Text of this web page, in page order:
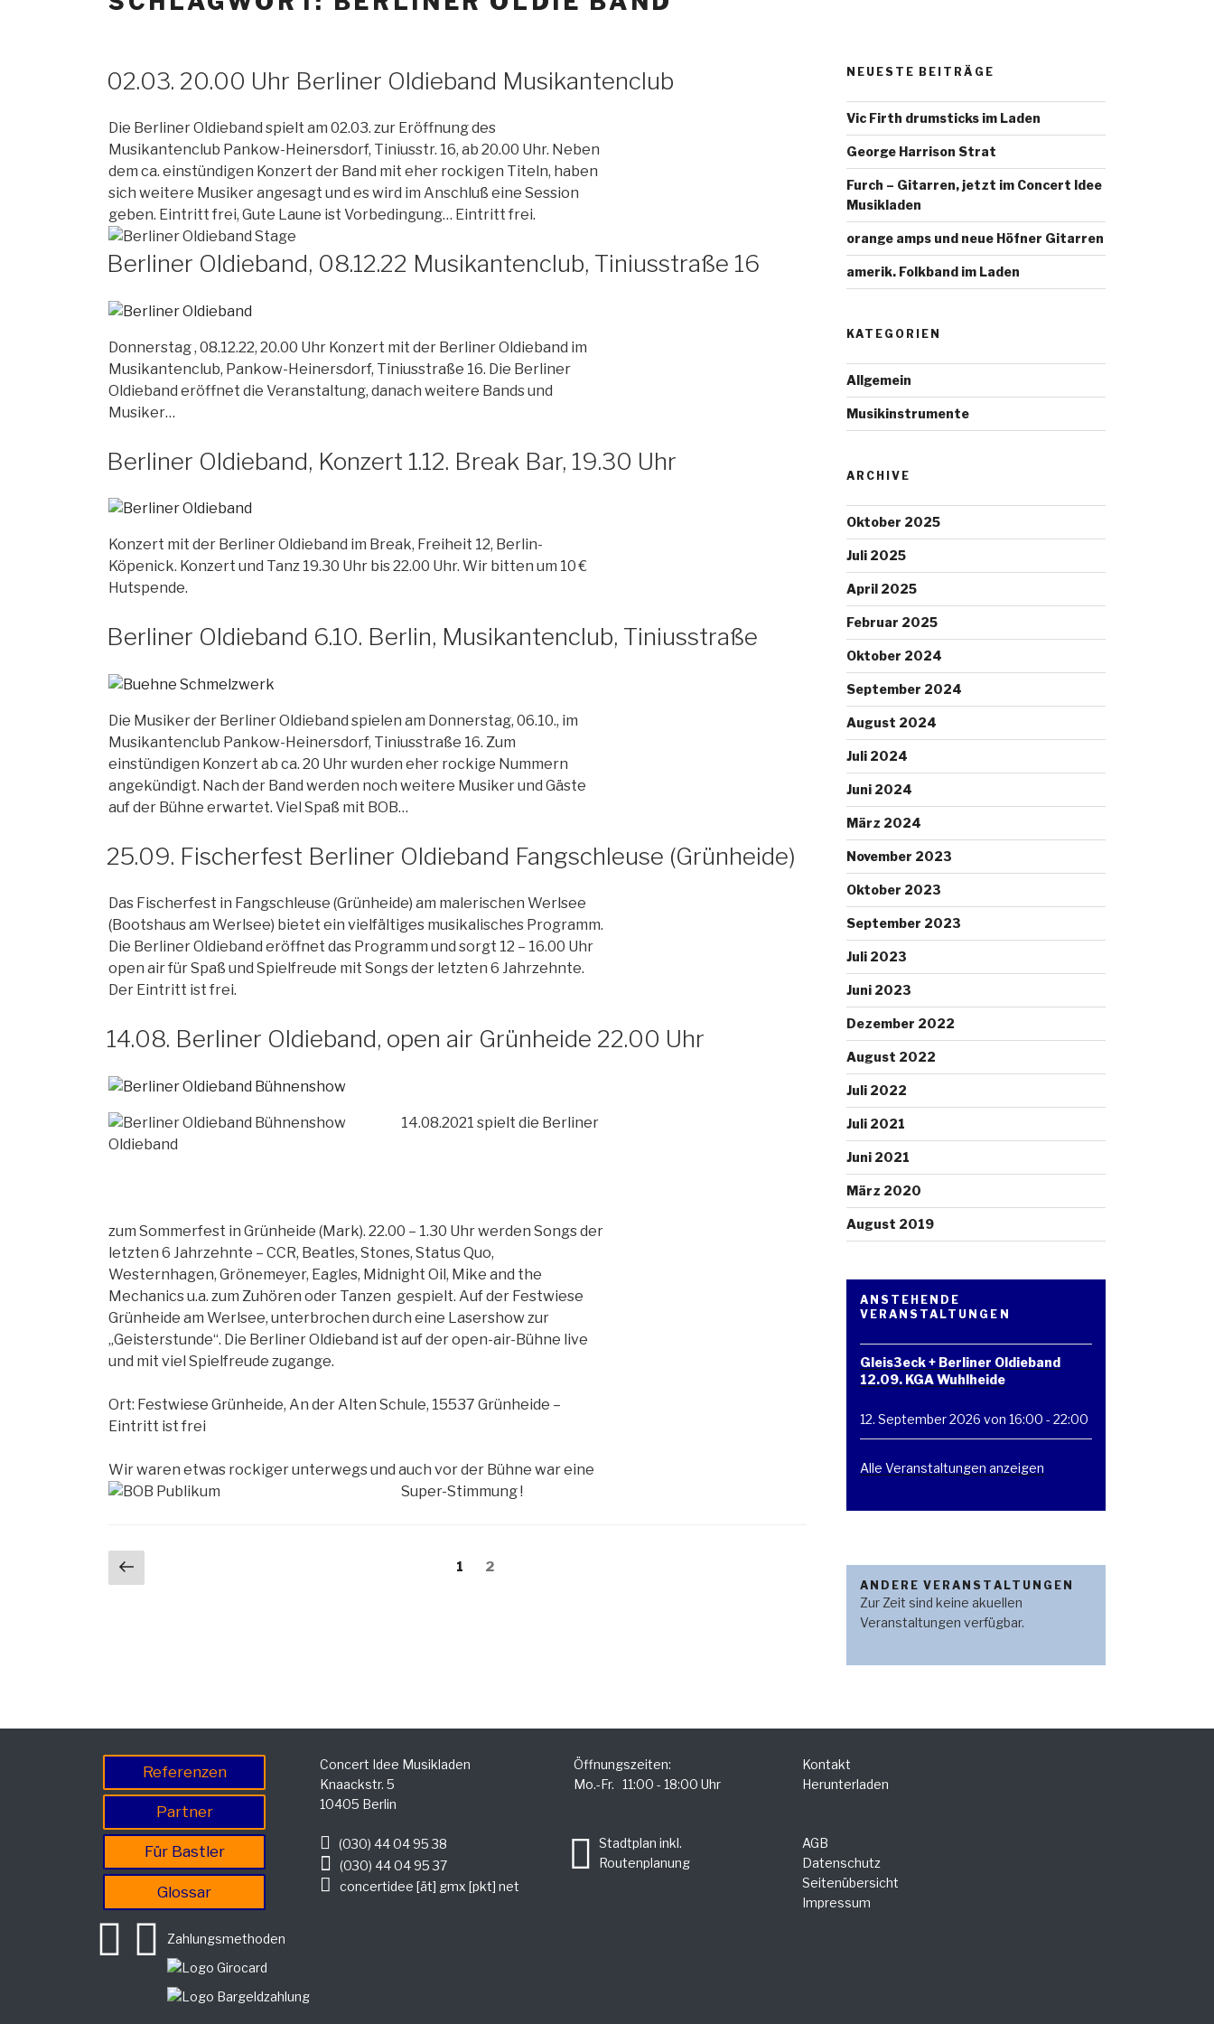
02.03. 20.00 Uhr Berliner Oldieband Musikantenclub
Die Berliner Oldieband spielt am 02.03. zur Eröffnung des
Musikantenclub Pankow-Heinersdorf, Tiniusstr. 16, ab 20.00 Uhr. Neben
dem ca. einstündigen Konzert der Band mit eher rockigen Titeln, haben
sich weitere Musiker angesagt und es wird im Anschluß eine Session
geben. Eintritt frei, Gute Laune ist Vorbedingung… Eintritt frei.
Berliner Oldieband, 08.12.22 Musikantenclub, Tiniusstraße 16
Donnerstag , 08.12.22, 20.00 Uhr Konzert mit der Berliner Oldieband im
Musikantenclub, Pankow-Heinersdorf, Tiniusstraße 16. Die Berliner
Oldieband eröffnet die Veranstaltung, danach weitere Bands und
Musiker…
Berliner Oldieband, Konzert 1.12. Break Bar, 19.30 Uhr
Konzert mit der Berliner Oldieband im Break, Freiheit 12, Berlin-
Köpenick. Konzert und Tanz 19.30 Uhr bis 22.00 Uhr. Wir bitten um 10 €
Hutspende.
Berliner Oldieband 6.10. Berlin, Musikantenclub, Tiniusstraße
Die Musiker der Berliner Oldieband spielen am Donnerstag, 06.10., im
Musikantenclub Pankow-Heinersdorf, Tiniusstraße 16. Zum
einstündigen Konzert ab ca. 20 Uhr wurden eher rockige Nummern
angekündigt. Nach der Band werden noch weitere Musiker und Gäste
auf der Bühne erwartet. Viel Spaß mit BOB…
25.09. Fischerfest Berliner Oldieband Fangschleuse (Grünheide)
Das Fischerfest in Fangschleuse (Grünheide) am malerischen Werlsee
(Bootshaus am Werlsee) bietet ein vielfältiges musikalisches Programm.
Die Berliner Oldieband eröffnet das Programm und sorgt 12 – 16.00 Uhr
open air für Spaß und Spielfreude mit Songs der letzten 6 Jahrzehnte.
Der Eintritt ist frei.
14.08. Berliner Oldieband, open air Grünheide 22.00 Uhr
14.08.2021 spielt die Berliner
Oldieband
zum Sommerfest in Grünheide (Mark). 22.00 – 1.30 Uhr werden Songs der
letzten 6 Jahrzehnte – CCR, Beatles, Stones, Status Quo,
Westernhagen, Grönemeyer, Eagles, Midnight Oil, Mike and the
Mechanics u.a. zum Zuhören oder Tanzen gespielt. Auf der Festwiese
Grünheide am Werlsee, unterbrochen durch eine Lasershow zur
„Geisterstunde“. Die Berliner Oldieband ist auf der open-air-Bühne live
und mit viel Spielfreude zugange.
Ort: Festwiese Grünheide, An der Alten Schule, 15537 Grünheide –
Eintritt ist frei
Wir waren etwas rockiger unterwegs und auch vor der Bühne war eine
Super-Stimmung !
Beitragsnavigation
Seite
Seite
1 Seite
2
NEUESTE BEITRÄGE
Vic Firth drumsticks im Laden
George Harrison Strat
Furch – Gitarren, jetzt im Concert Idee
Musikladen
orange amps und neue Höfner Gitarren
amerik. Folkband im Laden
KATEGORIEN
Allgemein
Musikinstrumente
ARCHIVE
Oktober 2025
Juli 2025
April 2025
Februar 2025
Oktober 2024
September 2024
August 2024
Juli 2024
Juni 2024
März 2024
November 2023
Oktober 2023
September 2023
Juli 2023
Juni 2023
Dezember 2022
August 2022
Juli 2022
Juli 2021
Juni 2021
März 2020
August 2019
ANSTEHENDE
VERANSTALTUNGEN
Gleis3eck + Berliner Oldieband
12.09. KGA Wuhlheide
12. September 2026 von 16:00 - 22:00
Alle Veranstaltungen anzeigen
ANDERE VERANSTALTUNGEN
Zur Zeit sind keine akuellen
Veranstaltungen verfügbar.
Referenzen
Partner
Für Bastler
Glossar
Concert Idee Musikladen
Knaackstr. 5
10405 Berlin
(030) 44 04 95 38
(030) 44 04 95 37
concertidee [ät] gmx [pkt] net
Öffnungszeiten:
Mo.-Fr. 11:00 - 18:00 Uhr
Stadtplan inkl.
Routenplanung
Zahlungsmethoden
Kontakt
Herunterladen
AGB
Datenschutz
Seitenübersicht
Impressum